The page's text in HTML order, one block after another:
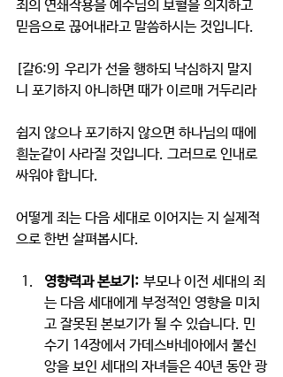
죄의 연쇄작용을 예수님의 보혈을 의지하고
믿음으로 끊어내라고 말씀하시는 것입니다.
[갈6:9] 우리가 선을 행하되 낙심하지 말지
니 포기하지 아니하면 때가 이르매 거두리라
쉽지 않으나 포기하지 않으면 하나님의 때에
흰눈같이 사라질 것입니다. 그러므로 인내로
싸워야 합니다.
어떻게 죄는 다음 세대로 이어지는 지 실제적
으로 한번 살펴봅시다.
영향력과 본보기: 부모나 이전 세대의 죄
는 다음 세대에게 부정적인 영향을 미치
고 잘못된 본보기가 될 수 있습니다. 민
수기 14장에서 가데스바네아에서 불신
앙을 보인 세대의 자녀들은 40년 동안 광